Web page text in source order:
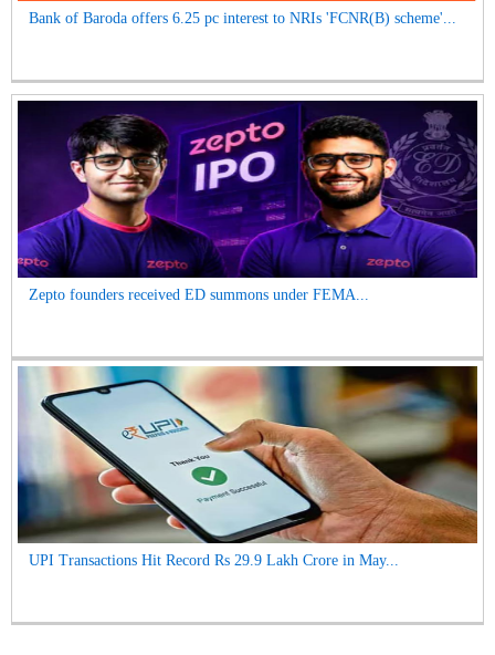
Bank of Baroda offers 6.25 pc interest to NRIs 'FCNR(B) scheme'...
Zepto founders received ED summons under FEMA...
UPI Transactions Hit Record Rs 29.9 Lakh Crore in May...